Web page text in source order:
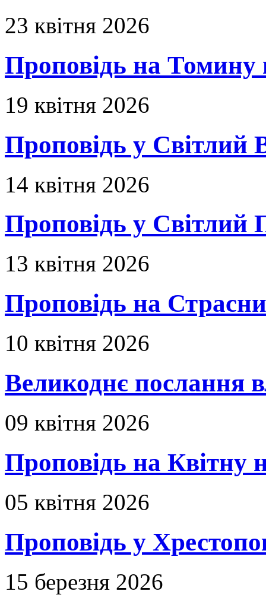
23 квітня 2026
Проповідь на Томину
19 квітня 2026
Проповідь у Світлий
14 квітня 2026
Проповідь у Світлий
13 квітня 2026
Проповідь на
10 квітня 2026
Великоднє послання
09 квітня 2026
Проповідь на Квітну
05 квітня 2026
Проповідь у
15 березня 2026